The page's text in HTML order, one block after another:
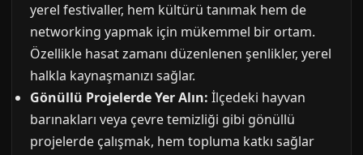
yerel festivaller, hem kültürü tanımak hem de
networking yapmak için mükemmel bir ortam.
Özellikle hasat zamanı düzenlenen şenlikler, yerel
halkla kaynaşmanızı sağlar.
Gönüllü Projelerde Yer Alın: İlçedeki hayvan
barınakları veya çevre temizliği gibi gönüllü
projelerde çalışmak, hem topluma katkı sağlar